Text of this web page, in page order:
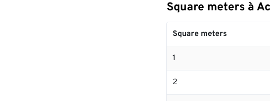
Square meters à
Square meters
1
2